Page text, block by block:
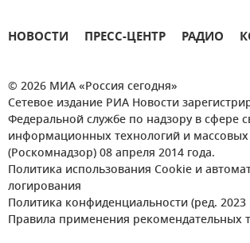
НОВОСТИ ПРЕСС-ЦЕНТР РАДИО
© 2026 МИА «Россия сегодня»
Сетевое издание РИА Новости
Федеральной службе по надзору в сфере
информационных технологий и
(Роскомнадзор) 08 апреля 2014 года.
Политика использования Cookie и
логирования
Политика конфиденциальности (ред. 2023
Правила применения рекомендательных